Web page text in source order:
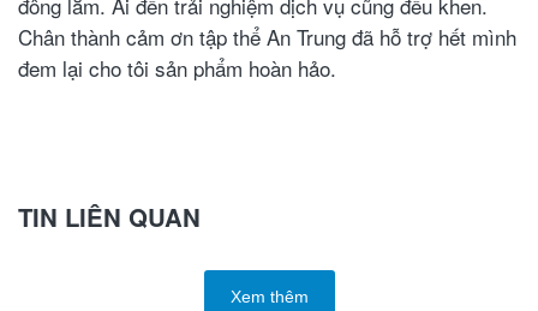
Chân thành cảm ơn tập thể An Trung đã hỗ trợ hết mình
đem lại cho tôi sản phẩm hoàn hảo.
TIN LIÊN QUAN
Xem thêm